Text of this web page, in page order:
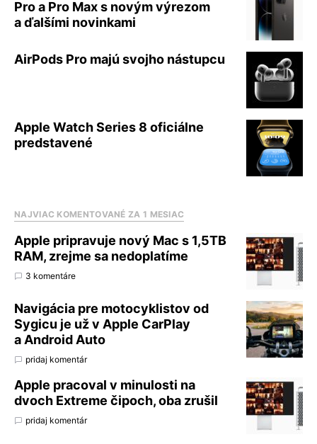
Pro a Pro Max s novým výrezom
a ďalšími novinkami
AirPods Pro majú svojho nástupcu
Apple Watch Series 8 oficiálne
predstavené
NAJVIAC KOMENTOVANÉ ZA 1 MESIAC
Apple pripravuje nový Mac s 1,5TB
RAM, zrejme sa nedoplatíme
3 komentáre
Navigácia pre motocyklistov od
Sygicu je už v Apple CarPlay
a Android Auto
pridaj komentár
Apple pracoval v minulosti na
dvoch Extreme čipoch, oba zrušil
pridaj komentár